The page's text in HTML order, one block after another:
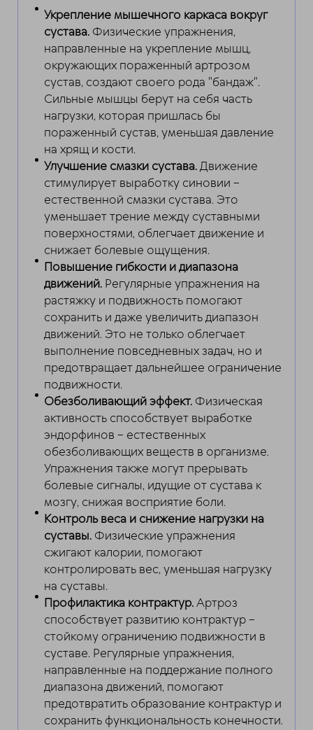
Укрепление мышечного каркаса вокруг
сустава. Физические упражнения,
направленные на укрепление мышц,
окружающих пораженный артрозом
сустав, создают своего рода "бандаж".
Сильные мышцы берут на себя часть
нагрузки, которая пришлась бы
пораженный сустав, уменьшая давление
на хрящ и кости.
Улучшение смазки сустава.Движение
стимулирует выработку синовии –
естественной смазки сустава. Это
уменьшает трение между суставными
поверхностями, облегчает движение и
снижает болевые ощущения.
Повышение гибкости и диапазона
движений. Регулярные упражнения на
растяжку и подвижность помогают
сохранить и даже увеличить диапазон
движений. Это не только облегчает
выполнение повседневных задач, но и
предотвращает дальнейшее ограничение
подвижности.
Обезболивающий эффект. Физическая
активность способствует выработке
эндорфинов – естественных
обезболивающих веществ в организме.
Упражнения также могут прерывать
болевые сигналы, идущие от сустава к
мозгу, снижая восприятие боли.
Контроль веса и снижение нагрузки на
суставы. Физические упражнения
сжигают калории, помогают
контролировать вес, уменьшая нагрузку
на суставы.
Профилактика контрактур.Артроз
способствует развитию контрактур –
стойкому ограничению подвижности в
суставе. Регулярные упражнения,
направленные на поддержание полного
диапазона движений, помогают
предотвратить образование контрактур и
сохранить функциональность конечности.